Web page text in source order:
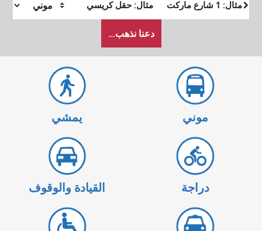
البداية
النهاية
أرغب
في
دعنا نذهب...
موني يمشي
دراجة القيادة والوقوف